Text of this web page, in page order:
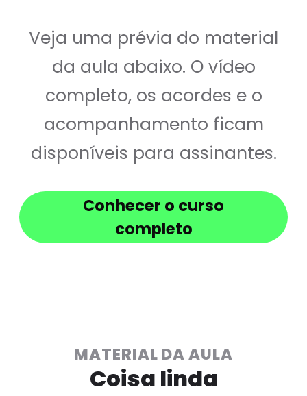
Veja uma prévia do material
da aula abaixo. O vídeo
completo, os acordes e o
acompanhamento ficam
disponíveis para assinantes.
Conhecer o curso
completo
MATERIAL DA AULA
Coisa linda